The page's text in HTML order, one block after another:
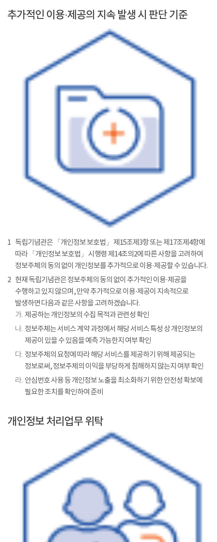
추가적인 이용·제공의 지속 발생 시 판단 기준
1 독립기념관은 「개인정보 보호법」 제15조제3항 또는 제17조제4항에
따라 「개인정보 보호법」 시행령 제14조의2에 따른 사항을 고려하여
정보주체의 동의 없이 개인정보를 추가적으로 이용·제공할 수 있습니다.
2 현재 독립기념관은 정보주체의 동의 없이 추가적인 이용·제공을
수행하고 있지 않으며, 만약 추가적으로 이용·제공이 지속적으로
발생하면 다음과 같은 사항을 고려하겠습니다.
가. 제공하는 개인정보의 수집 목적과 관련성 확인
나. 정보주체는 서비스 계약 과정에서 해당 서비스 특성 상 개인정보의
제공이 있을 수 있음을 예측 가능한지 여부 확인
다. 정보주체의 요청에 따라 해당 서비스를 제공하기 위해 제공되는
정보로써, 정보주체의 이익을 부당하게 침해하지 않는지 여부 확인
라. 안심번호 사용 등 개인정보 노출을 최소화하기 위한 안전성 확보에
필요한 조치를 확인하여 준비
개인정보 처리업무 위탁